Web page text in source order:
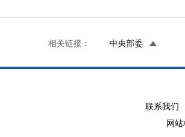
相关链接： 中央部委
联系我们
网